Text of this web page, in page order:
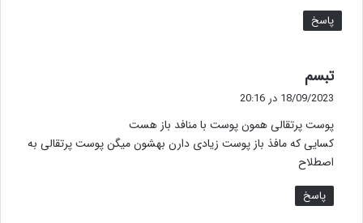
پاسخ
تبسم
ف
18/09/2023 در 20:16
پوست پرتقالی همون پوست با منافد باز هست
کسایی که مافذ باز پوست زیادی دارن بهشون میگن پوست پرتقالی به
اصطلاح
پاسخ